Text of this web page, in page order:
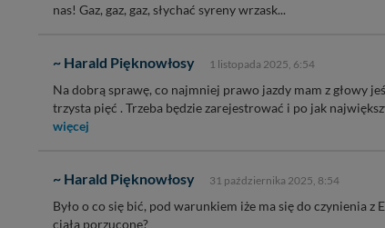
nas! Gaz, gaz, gaz, słychać syreny wrzask...
~ Harald Pięknowłosy 1 listopada 2025, 6:54
Na dobrą sprawę, co najmniej prawo jazdy mam z głowy
trzysta pięć . Trzeba będzie zarejestrować i po jak
więcej
~ Harald Pięknowłosy 31 października 2025, 8:54
Było o co się bić, pod warunkiem iże ma się do czynienia
ciała porzucone?